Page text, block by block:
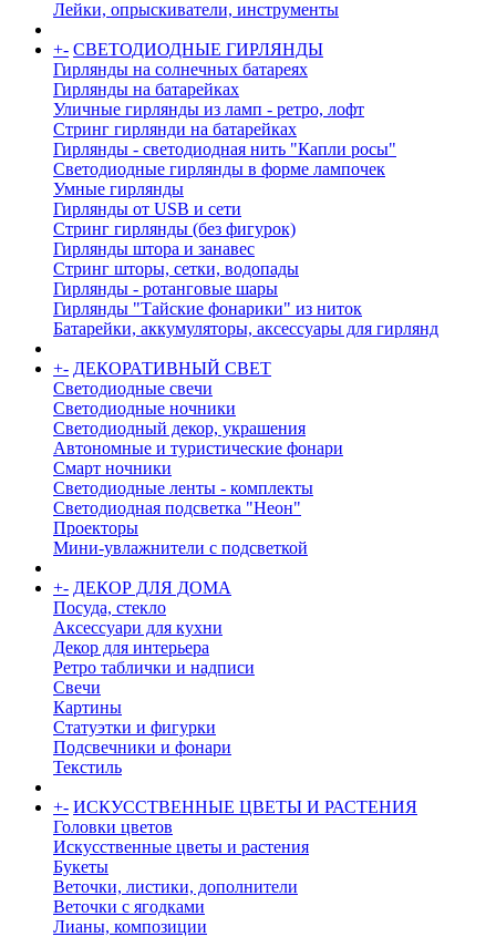
Лейки, опрыскиватели, инструменты
+- СВЕТОДИОДНЫЕ ГИРЛЯНДЫ
Гирлянды на солнечных батареях
Гирлянды на батарейках
Уличные гирлянды из ламп - ретро, лофт
Стринг гирлянди на батарейках
Гирлянды - светодиодная нить "Капли росы"
Светодиодные гирлянды в форме лампочек
Умные гирлянды
Гирлянды от USB и сети
Стринг гирлянды (без фигурок)
Гирлянды штора и занавес
Стринг шторы, сетки, водопады
Гирлянды - ротанговые шары
Гирлянды "Тайские фонарики" из ниток
Батарейки, аккумуляторы, аксессуары для гирлянд
+- ДЕКОРАТИВНЫЙ СВЕТ
Светодиодные свечи
Светодиодные ночники
Светодиодный декор, украшения
Автономные и туристические фонари
Смарт ночники
Светодиодные ленты - комплекты
Светодиодная подсветка "Неон"
Проекторы
Мини-увлажнители с подсветкой
+- ДЕКОР ДЛЯ ДОМА
Посуда, стекло
Аксессуари для кухни
Декор для интерьера
Ретро таблички и надписи
Свечи
Картины
Статуэтки и фигурки
Подсвечники и фонари
Текстиль
+- ИСКУССТВЕННЫЕ ЦВЕТЫ И РАСТЕНИЯ
Головки цветов
Искусственные цветы и растения
Букеты
Веточки, листики, дополнители
Веточки с ягодками
Лианы, композиции